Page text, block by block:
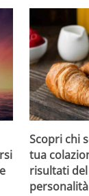
Scopri chi
tua
risultati